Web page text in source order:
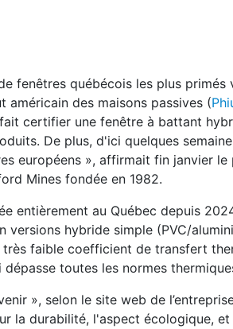
hybrides certifiées Passive House
fenêtres
fenêtres québécois les plus
américain des maisons passives (
certifier une fenêtre à battant
De plus, d'ici quelques
européens », affirmait fin janvier
Mines fondée en 1982.
entièrement au Québec depuis
versions hybride simple (PVC/
faible coefficient de transfert
toutes les normes
», selon le site web de
la durabilité, l'aspect écologique,